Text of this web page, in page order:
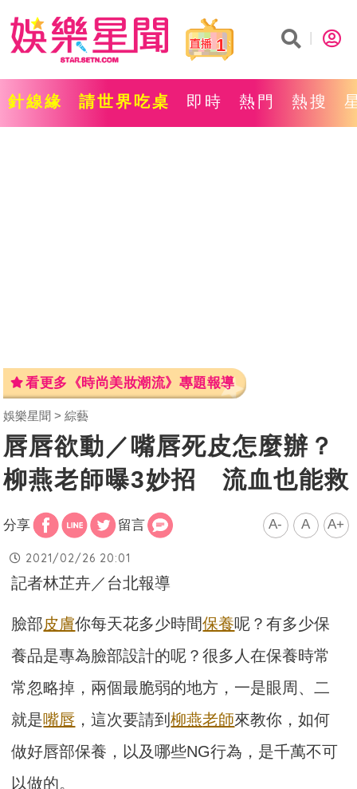
1
針線緣 請世界吃桌 即時 熱門 熱搜
看更多《時尚美妝潮流》專題報導
娛樂星聞 綜藝
唇唇欲動／嘴唇死皮怎麼辦？
柳燕老師曝3妙招 流血也能救
分享 留言 A- A A+
2021/02/26 20:01
記者林芷卉／台北報導
臉部皮膚你每天花多少時間保養呢？有多少保
養品是專為臉部設計的呢？很多人在保養時常
常忽略掉，兩個最脆弱的地方，一是眼周、二
就是嘴唇 ，這次要請到柳燕老師來教你，如何
做好唇部保養，以及哪些NG行為，是千萬不可
以做的。